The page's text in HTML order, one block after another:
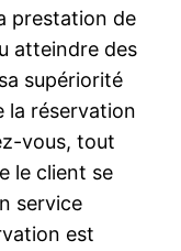
prestation de
atteindre des
supériorité
la réservation
vous, tout
le client se
service
est